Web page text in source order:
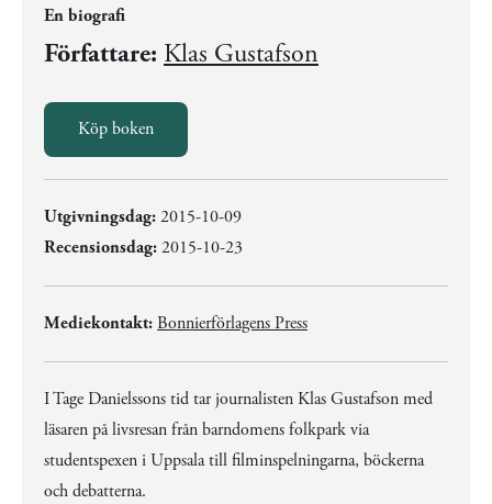
En biografi
Författare: Klas Gustafson
Köp boken
Utgivningsdag:2015-10-09
Recensionsdag:2015-10-23
Mediekontakt: Bonnierförlagens Press
I Tage Danielssons tid tar journalisten Klas Gustafson med
läsaren på livsresan från barndomens folkpark via
studentspexen i Uppsala till filminspelningarna, böckerna
och debatterna.